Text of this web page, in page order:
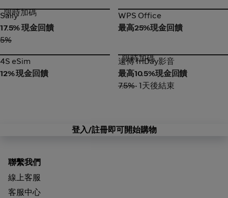
Saily
限時加碼
Saily
17.5% 現金回饋
5%
WPS Office
WPS Office
最高25%現金回饋
4S eSim
4S eSim
12% 現金回饋
遠傳 friDay影音
限時加碼
遠傳 friDay影音
最高10.5%現金回饋
7.5%• 1天後結束
登入/註冊即可開始購物
聯繫我們
線上客服
客服中心